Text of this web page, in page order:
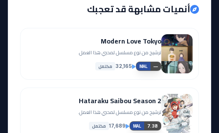
أنميات مشابهة قد تعجبك
Modern Love Tokyo
ترشيح من نوع مسلسل لمحبي هذا العمل.
MAL —
32,165 مكتمل
Hataraku Saibou Season 2
ترشيح من نوع مسلسل لمحبي هذا العمل.
MAL 7.38
17,689 مكتمل